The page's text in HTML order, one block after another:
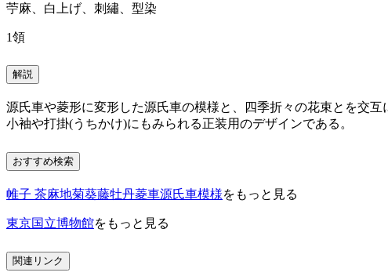
苧麻、白上げ、刺繡、型染
1領
解説
源氏車や菱形に変形した源氏車の模様と、四季折々の花束とを交
小袖や打掛(うちかけ)にもみられる正装用のデザインである。
おすすめ検索
帷子 茶麻地菊葵藤牡丹菱車源氏車模様をもっと見る
東京国立博物館をもっと見る
関連リンク